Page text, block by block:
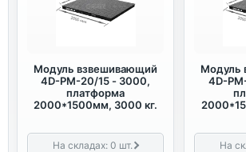
Модуль взвешивающий
4D-PM-20/15 - 3000,
платформа
2000*1500мм, 3000 кг.
На складах:0 шт.
Модуль
4D-
На